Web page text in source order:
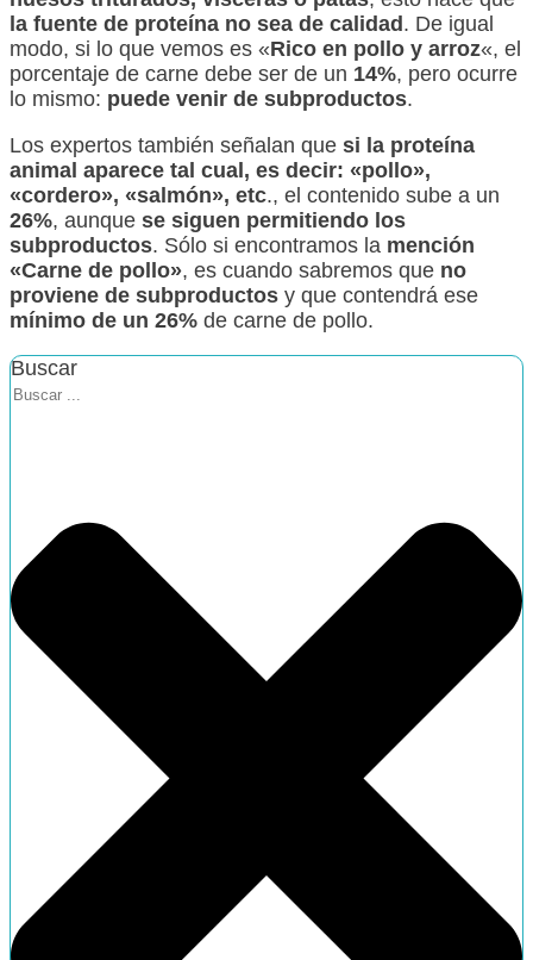
la fuente de proteína no sea de calidad. De igual
modo, si lo que vemos es «Rico en pollo y arroz«, el
porcentaje de carne debe ser de un 14%, pero ocurre
lo mismo: puede venir de subproductos.
Los expertos también señalan que si la proteína
animal aparece tal cual, es decir: «pollo»,
«cordero», «salmón», etc., el contenido sube a un
26%, aunque se siguen permitiendo los
subproductos. Sólo si encontramos la mención
«Carne de pollo», es cuando sabremos que no
proviene de subproductos y que contendrá ese
mínimo de un 26% de carne de pollo.
Buscar